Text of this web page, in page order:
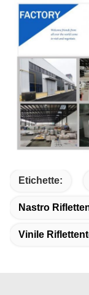
Etichette:
Nastro
Vinile